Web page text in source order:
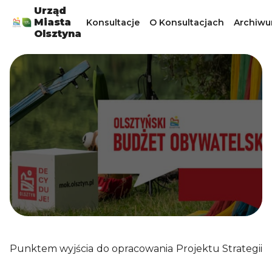
Urząd
Miasta
Olsztyna
Konsultacje O Konsultacjach
Punktem wyjścia do opracowania Projektu Strategii